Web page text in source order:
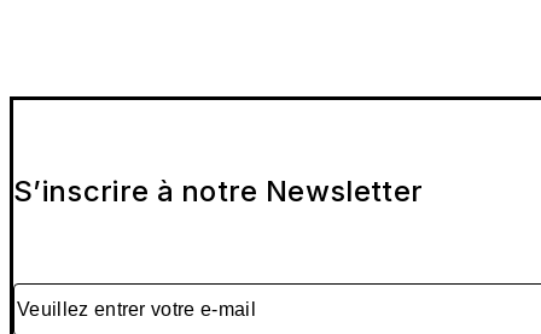
S’inscrire à notre Newsletter
Veuillez entrer votre e-mail